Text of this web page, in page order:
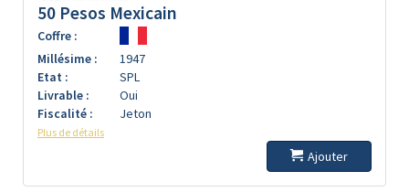
50 Pesos Mexicain
Coffre :
Millésime :
1947
Etat :
SPL
Livrable :
Oui
Fiscalité :
Jeton
Plus de détails
Ajouter